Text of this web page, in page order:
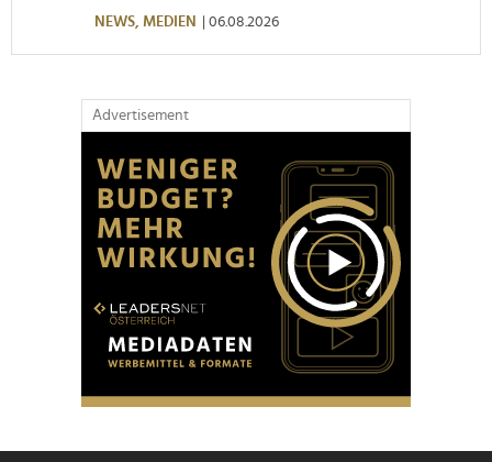
NEWS, MEDIEN | 06.08.2026
Advertisement